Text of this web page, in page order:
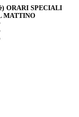
ORARI SPECIALI
MATTINO